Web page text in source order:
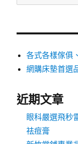
各式各樣傢俱
網購床墊首選
近期文章
眼科嚴選飛秒
祛痘膏